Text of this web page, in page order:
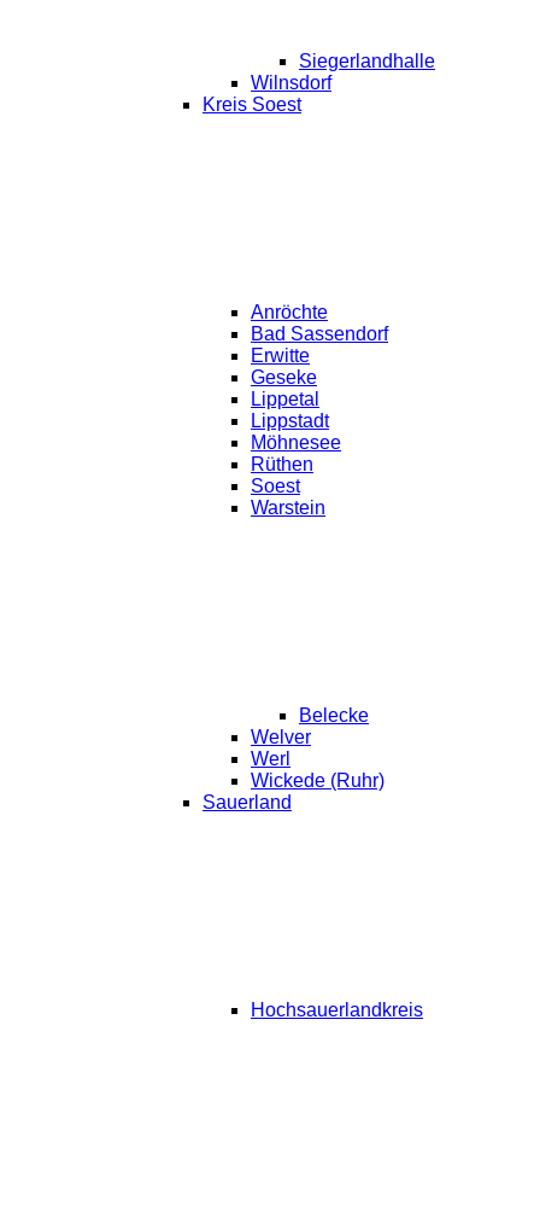
Siegerlandhalle
Wilnsdorf
Kreis Soest
Anröchte
Bad Sassendorf
Erwitte
Geseke
Lippetal
Lippstadt
Möhnesee
Rüthen
Soest
Warstein
Belecke
Welver
Werl
Wickede (Ruhr)
Sauerland
Hochsauerlandkreis